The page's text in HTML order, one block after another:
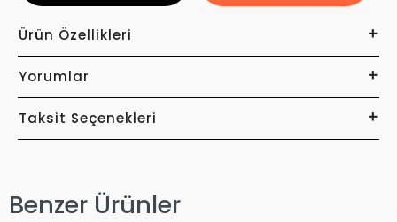
Ürün Özellikleri
Yorumlar
Taksit Seçenekleri
Benzer Ürünler